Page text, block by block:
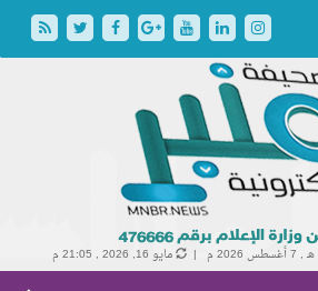
7 أغسطس 2026 م | مايو 16, 2026 , 21:05 م